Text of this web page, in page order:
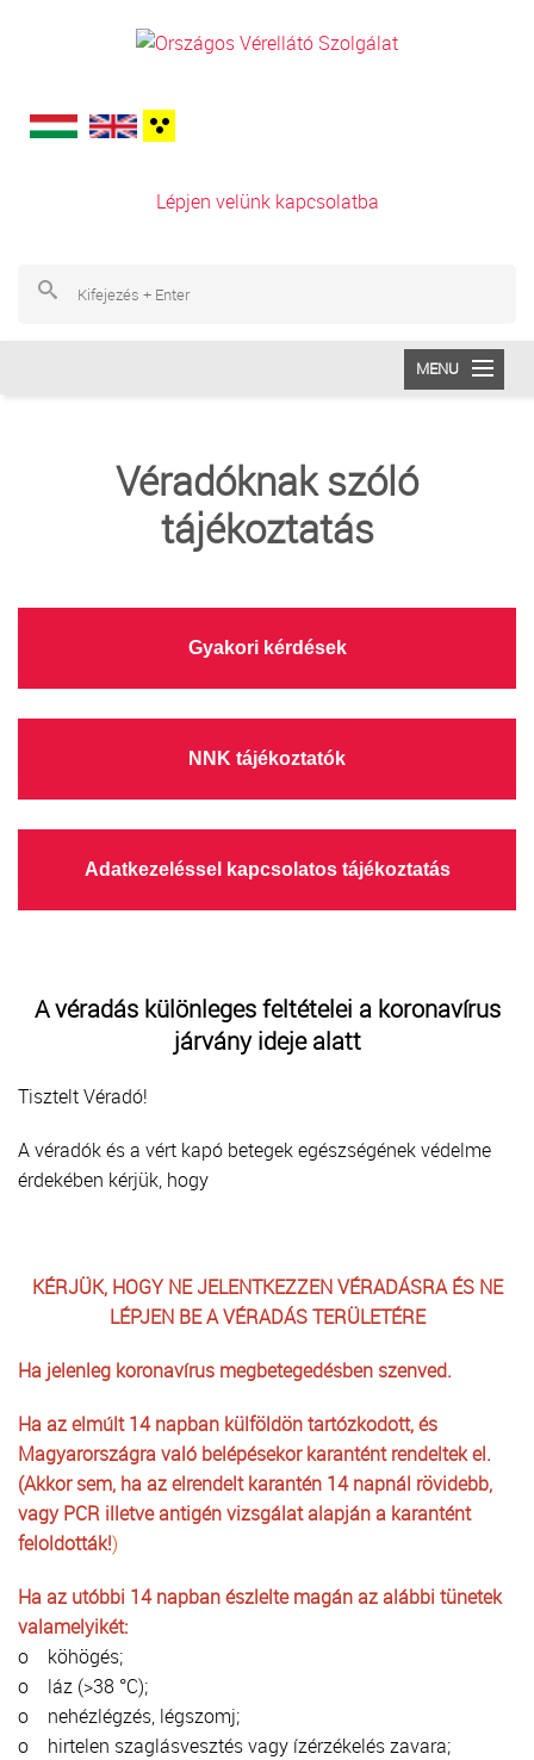
Lépjen velünk kapcsolatba
MENU
ŐSSEJT DONÁCIÓ
Véradóknak szóló
tájékoztatás
Gyakori kérdések
NNK tájékoztatók
Adatkezeléssel kapcsolatos tájékoztatás
A véradás különleges feltételei a koronavírus
járvány ideje alatt
Tisztelt Véradó!
A véradók és a vért kapó betegek egészségének védelme
érdekében kérjük, hogy
KÉRJÜK, HOGY NE JELENTKEZZEN VÉRADÁSRA ÉS NE
LÉPJEN BE A VÉRADÁS TERÜLETÉRE
Ha jelenleg koronavírus megbetegedésben szenved.
Ha az elmúlt 14 napban külföldön tartózkodott, és
Magyarországra való belépésekor karantént rendeltek el.
(Akkor sem, ha az elrendelt karantén 14 napnál rövidebb,
vagy PCR illetve antigén vizsgálat alapján a karantént
feloldották!)
Ha az utóbbi 14 napban észlelte magán az alábbi tünetek
valamelyikét:
o köhögés;
o láz (>38 °C);
o nehézlégzés, légszomj;
o hirtelen szaglásvesztés vagy ízérzékelés zavara;